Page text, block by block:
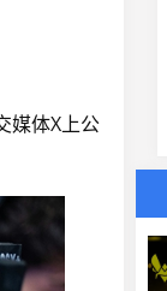
媒体X上公